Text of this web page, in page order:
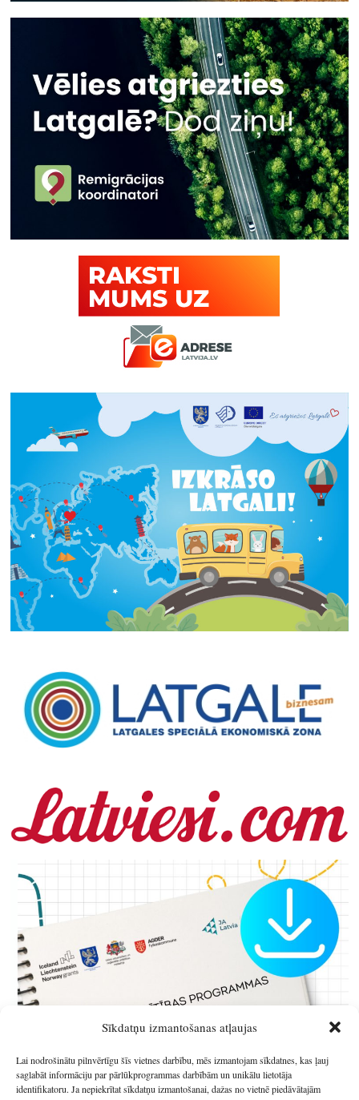
Sīkdatņu izmantošanas atļaujas
Lai nodrošinātu pilnvērtīgu šīs vietnes darbību, mēs izmantojam sīkdatnes, kas ļauj
saglabāt informāciju par pārlūkprogrammas darbībām un unikālu lietotāja
identifikatoru. Ja nepiekrītat sīkdatņu izmantošanai, dažas no vietnē piedāvātajām